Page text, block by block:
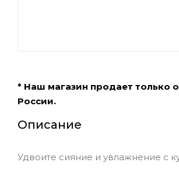
* Наш магазин продает только
России.
Описание
Удвоите сияние и увлажнение с